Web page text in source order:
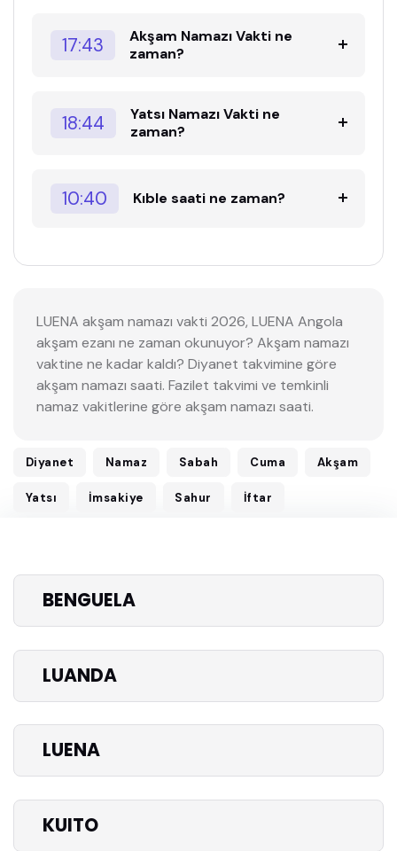
17:43
Akşam Namazı Vakti ne
zaman?
18:44
Yatsı Namazı Vakti ne
zaman?
10:40 Kıble saati ne zaman?
LUENA akşam namazı vakti 2026, LUENA Angola
akşam ezanı ne zaman okunuyor? Akşam namazı
vaktine ne kadar kaldı? Diyanet takvimine göre
akşam namazı saati. Fazilet takvimi ve temkinli
namaz vakitlerine göre akşam namazı saati.
Diyanet Namaz Sabah Cuma Akşam
Yatsı İmsakiye Sahur İftar
BENGUELA
LUANDA
LUENA
KUITO